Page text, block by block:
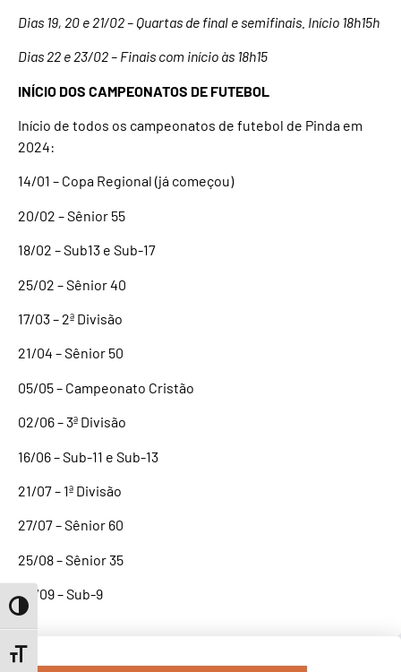
Toggle High Contrast
Toggle Font size
Dias 19, 20 e 21/02 – Quartas de final e semifinais. Início 18h15h
Dias 22 e 23/02 – Finais com início às 18h15
INÍCIO DOS CAMPEONATOS DE FUTEBOL
Início de todos os campeonatos de futebol de Pinda em
2024:
14/01 – Copa Regional (já começou)
20/02 – Sênior 55
18/02 – Sub13 e Sub-17
25/02 – Sênior 40
17/03 – 2ª Divisão
21/04 – Sênior 50
05/05 – Campeonato Cristão
02/06 – 3ª Divisão
16/06 – Sub-11 e Sub-13
21/07 – 1ª Divisão
27/07 – Sênior 60
25/08 – Sênior 35
22/09 – Sub-9